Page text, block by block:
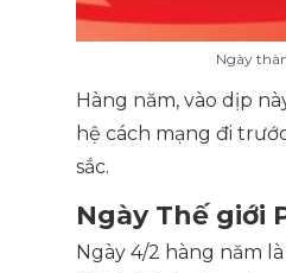
Ngày
Hàng năm, vào dịp
hệ cách mạng đi
sắc.
Ngày Thế giới
Ngày 4/2 hàng năm